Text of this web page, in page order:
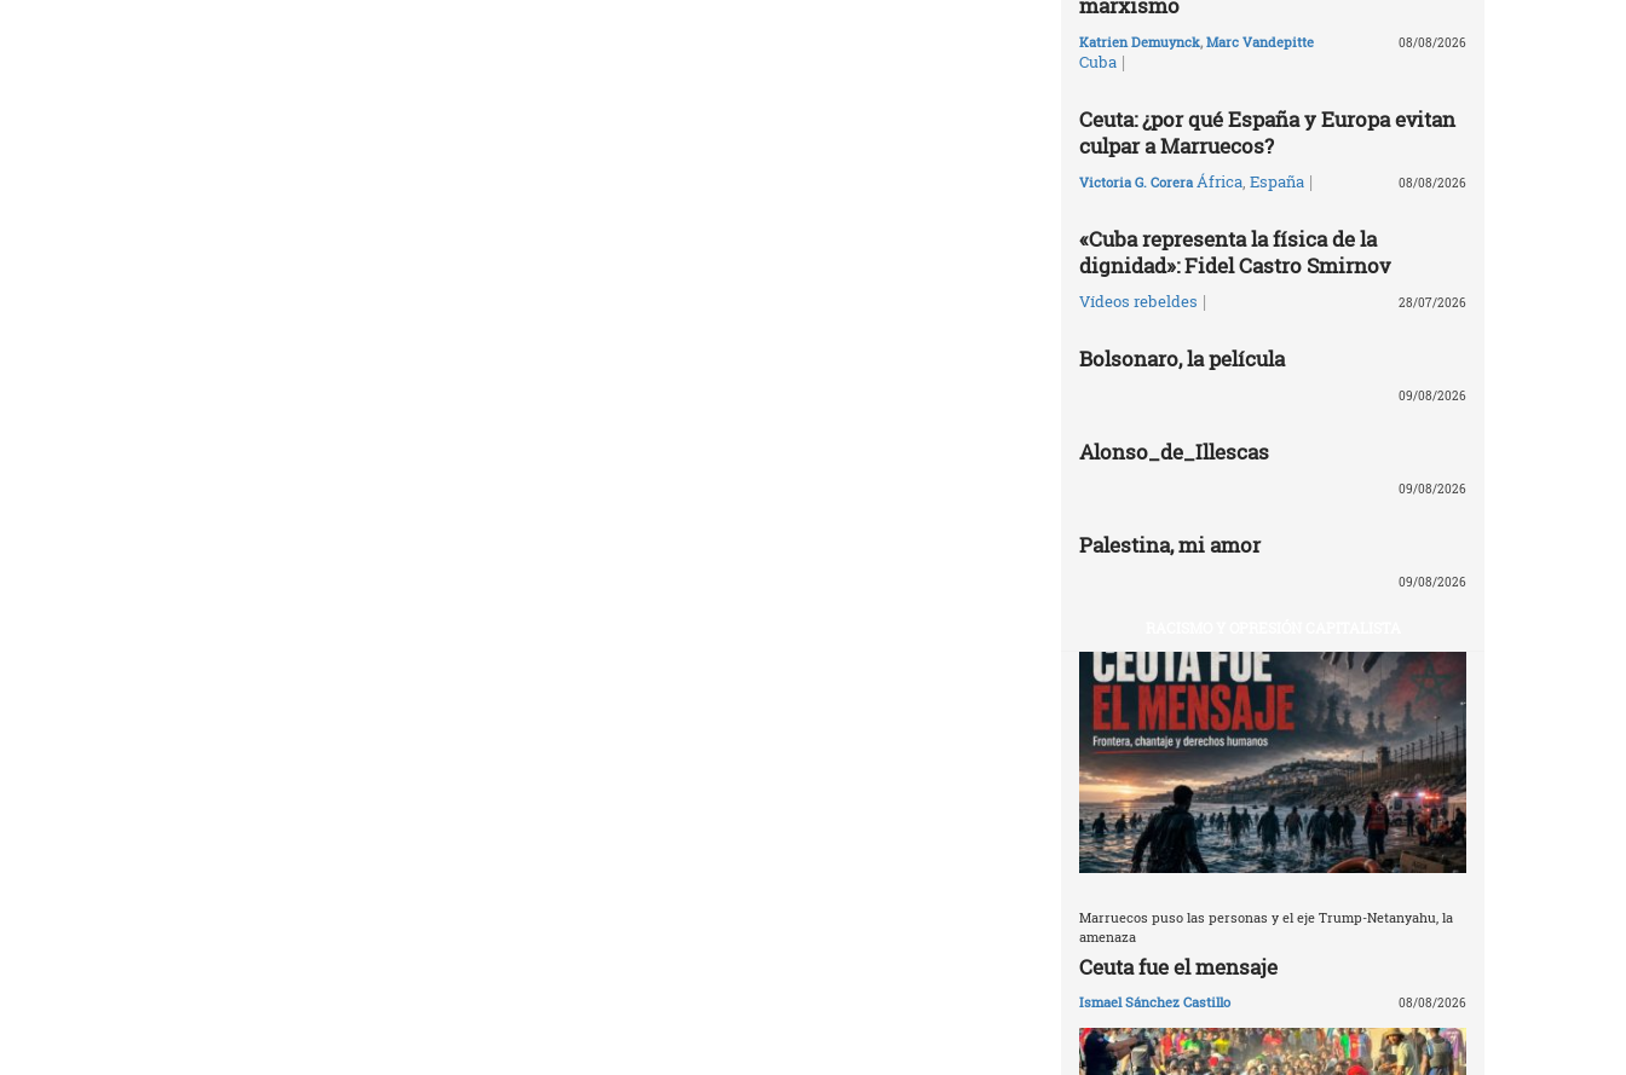
marxismo
Katrien Demuynck, Marc Vandepitte
Cuba |
08/08/2026
Ceuta: ¿por qué España y Europa evitan
culpar a Marruecos?
Victoria G. Corera África España | 08/08/2026
«Cuba representa la física de la
dignidad»: Fidel Castro Smirnov
Vídeos rebeldes | 28/07/2026
Bolsonaro, la película
09/08/2026
Alonso_de_Illescas
09/08/2026
Palestina, mi amor
09/08/2026
Marruecos puso las personas y el eje Trump-Netanyahu, la
amenaza
Ceuta fue el mensaje
Ismael Sánchez Castillo 08/08/2026